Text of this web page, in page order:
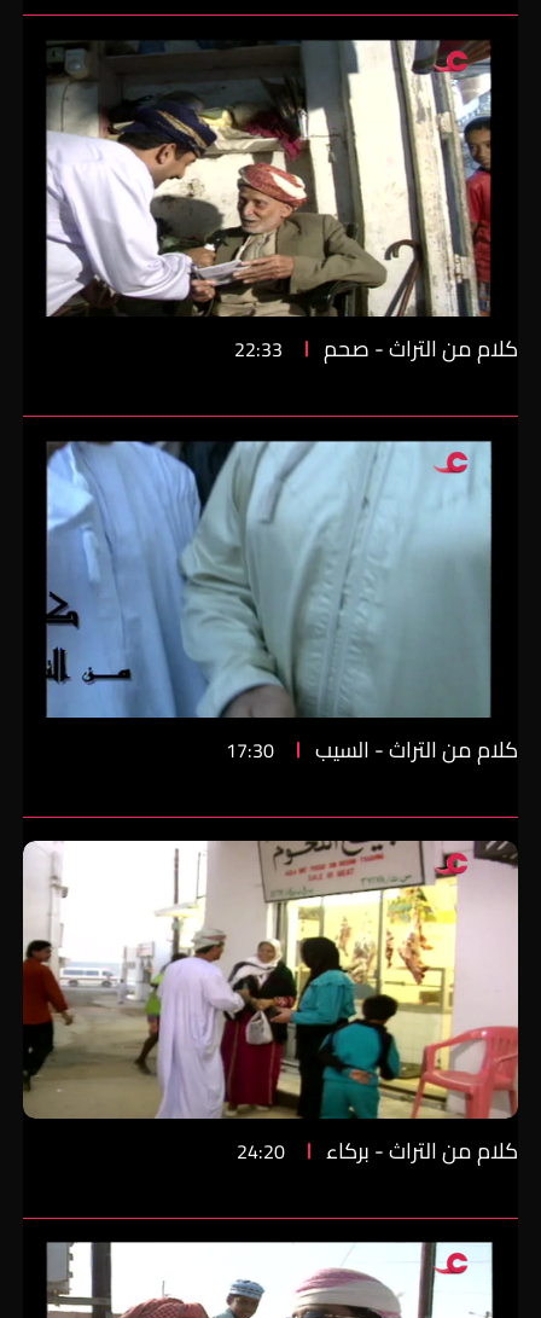
كلام من التراث - صحم 22:33
كلام من التراث - السيب 17:30
كلام من التراث - بركاء 24:20